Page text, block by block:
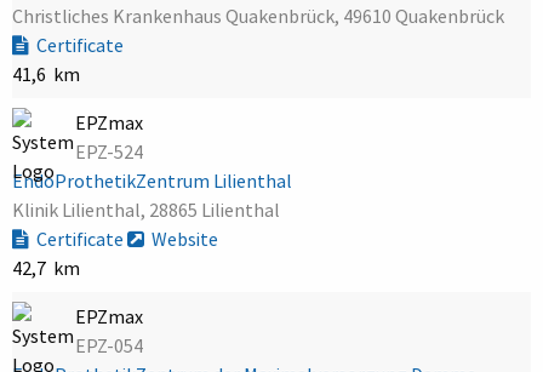
Christliches Krankenhaus Quakenbrück, 49610 Quakenbrück
Certificate
41,6 km
EPZmax
EPZ-524
EndoProthetikZentrum Lilienthal
Klinik Lilienthal, 28865 Lilienthal
Certificate
Website
42,7 km
EPZmax
EPZ-054